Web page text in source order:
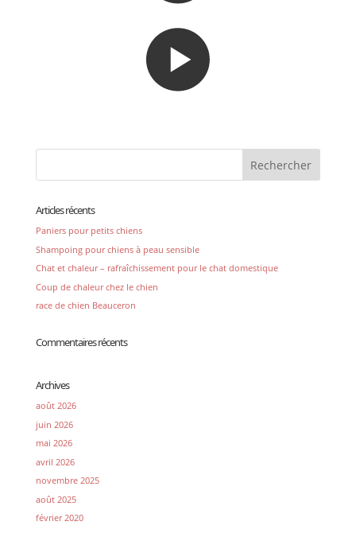
Articles récents
Paniers pour petits chiens
Shampoing pour chiens à peau sensible
Chat et chaleur – rafraîchissement pour le chat domestique
Coup de chaleur chez le chien
race de chien Beauceron
Commentaires récents
Archives
août 2026
juin 2026
mai 2026
avril 2026
novembre 2025
août 2025
février 2020